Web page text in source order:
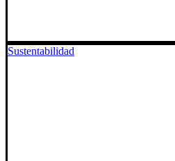
Sustentabilidad